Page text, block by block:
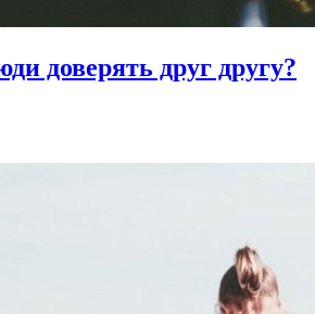
доверять друг другу?